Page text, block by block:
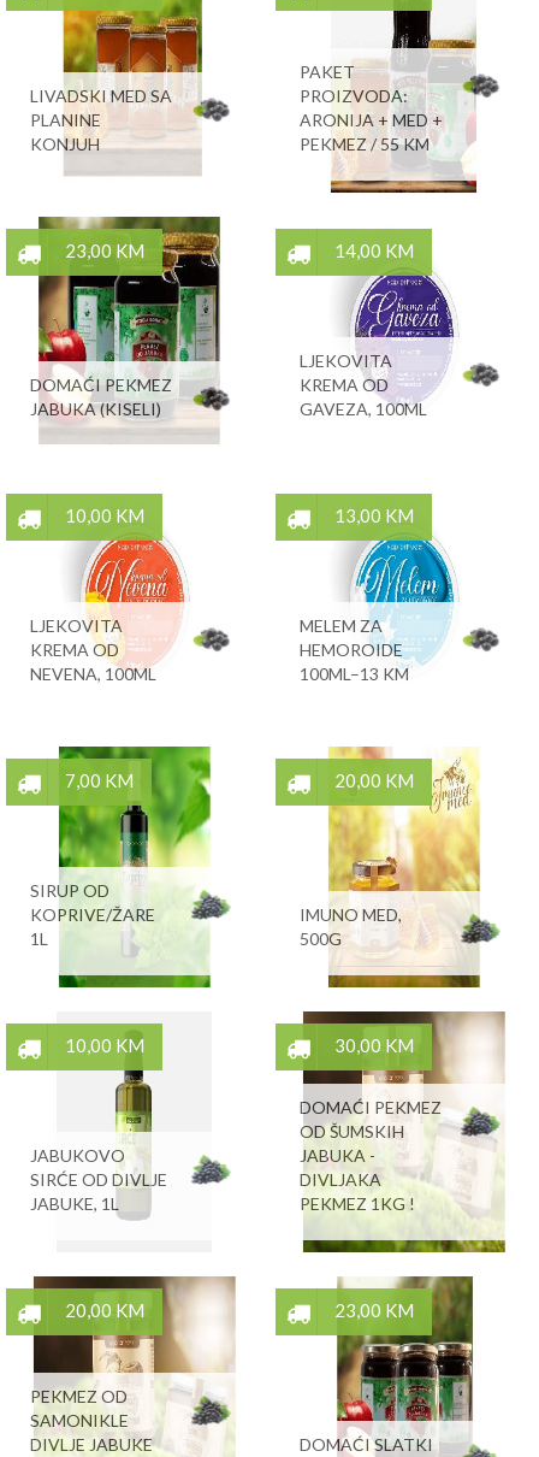
LIVADSKI MED SA
PLANINE
KONJUH
PAKET
PROIZVODA:
ARONIJA + MED +
PEKMEZ / 55 KM
23,00 KM
DOMAĆI PEKMEZ
JABUKA (KISELI)
14,00 KM
LJEKOVITA
KREMA OD
GAVEZA, 100ML
10,00 KM
LJEKOVITA
KREMA OD
NEVENA, 100ML
13,00 KM
MELEM ZA
HEMOROIDE
100ML–13 KM
7,00 KM
SIRUP OD
KOPRIVE/ŽARE
1L
20,00 KM
IMUNO MED,
500G
10,00 KM
JABUKOVO
SIRĆE OD DIVLJE
JABUKE, 1L
30,00 KM
DOMAĆI PEKMEZ
OD ŠUMSKIH
JABUKA -
DIVLJAKA
PEKMEZ 1KG !
20,00 KM
PEKMEZ OD
SAMONIKLE
DIVLJE JABUKE
23,00 KM
DOMAĆI SLATKI